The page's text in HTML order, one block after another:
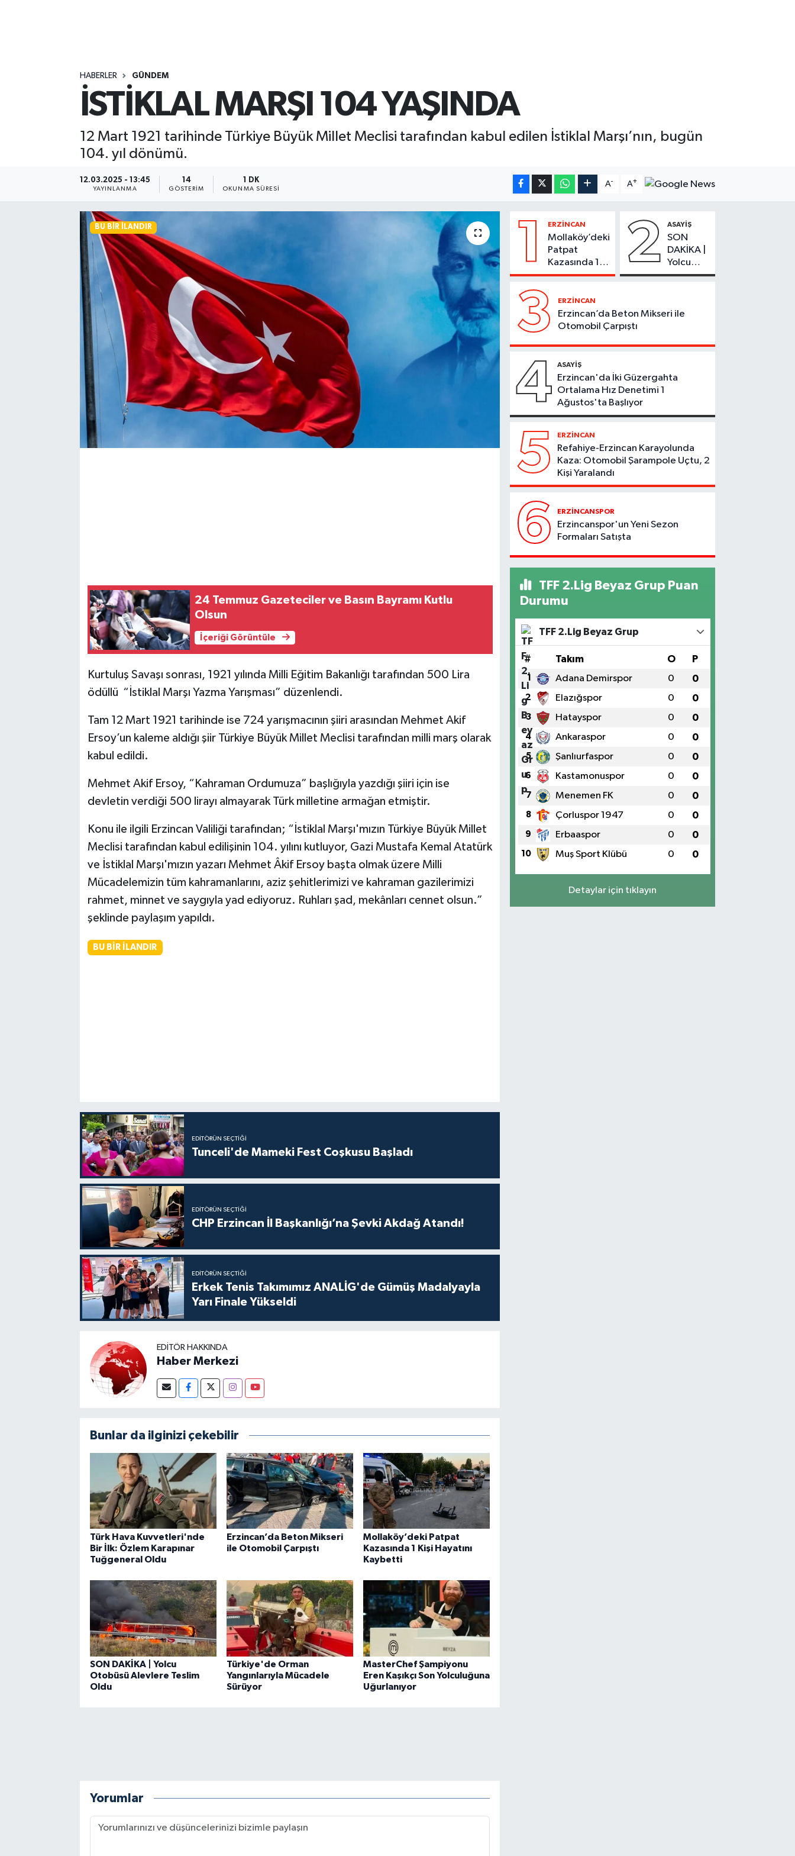
HABERLER GÜNDEM
İSTİKLAL MARŞI 104 YAŞINDA
12 Mart 1921 tarihinde Türkiye Büyük Millet Meclisi tarafından kabul edilen İstiklal Marşı’nın, bugün
104. yıl dönümü.
12.03.2025 - 13:45
YAYINLANMA
14
GÖSTERIM
1 DK
OKUNMA SÜRESI
A- A+
BU BIR İLANDIR
24 Temmuz Gazeteciler ve Basın Bayramı Kutlu
Olsun
İçeriği Görüntüle
Kurtuluş Savaşı sonrası, 1921 yılında Milli Eğitim Bakanlığı tarafından 500 Lira
ödüllü “İstiklal Marşı Yazma Yarışması” düzenlendi.
Tam 12 Mart 1921 tarihinde ise 724 yarışmacının şiiri arasından Mehmet Akif
Ersoy’un kaleme aldığı şiir Türkiye Büyük Millet Meclisi tarafından milli marş olarak
kabul edildi.
Mehmet Akif Ersoy, “Kahraman Ordumuza” başlığıyla yazdığı şiiri için ise
devletin verdiği 500 lirayı almayarak Türk milletine armağan etmiştir.
Konu ile ilgili Erzincan Valiliği tarafından; “İstiklal Marşı'mızın Türkiye Büyük Millet
Meclisi tarafından kabul edilişinin 104. yılını kutluyor, Gazi Mustafa Kemal Atatürk
ve İstiklal Marşı'mızın yazarı Mehmet Âkif Ersoy başta olmak üzere Milli
Mücadelemizin tüm kahramanlarını, aziz şehitlerimizi ve kahraman gazilerimizi
rahmet, minnet ve saygıyla yad ediyoruz. Ruhları şad, mekânları cennet olsun.”
şeklinde paylaşım yapıldı.
BU BIR İLANDIR
EDITÖRÜN SEÇTIĞI
Tunceli'de Mameki Fest Coşkusu Başladı
EDITÖRÜN SEÇTIĞI
CHP Erzincan İl Başkanlığı’na Şevki Akdağ Atandı!
EDITÖRÜN SEÇTIĞI
Erkek Tenis Takımımız ANALİG'de Gümüş Madalyayla
Yarı Finale Yükseldi
EDITÖR HAKKINDA
Haber Merkezi
Bunlar da ilginizi çekebilir
Türk Hava Kuvvetleri'nde
Bir İlk: Özlem Karapınar
Tuğgeneral Oldu
Erzincan’da Beton Mikseri
ile Otomobil Çarpıştı
Mollaköy’deki Patpat
Kazasında 1 Kişi Hayatını
Kaybetti
SON DAKİKA | Yolcu
Otobüsü Alevlere Teslim
Oldu
Türkiye'de Orman
Yangınlarıyla Mücadele
Sürüyor
MasterChef Şampiyonu
Eren Kaşıkçı Son Yolculuğuna
Uğurlanıyor
Yorumlar
1 ERZİNCAN
Mollaköy’deki
Patpat
Kazasında 1
Kişi Hayatını
2 ASAYİŞ
SON
DAKİKA |
Yolcu
Otobüsü
Oldu
3 ERZİNCAN
Erzincan’da Beton Mikseri ile
Otomobil Çarpıştı
4 ASAYİŞ
Erzincan'da İki Güzergahta
Ortalama Hız Denetimi 1
Ağustos'ta Başlıyor
5 ERZİNCAN
Refahiye-Erzincan Karayolunda
Kaza: Otomobil Şarampole Uçtu, 2
Kişi Yaralandı
6 ERZİNCANSPOR
Erzincanspor'un Yeni Sezon
Formaları Satışta
TFF 2.Lig Beyaz Grup Puan
Durumu
TFF 2.Lig Beyaz Grup
# Takım O P
1 Adana Demirspor 0 0
2 Elazığspor 0 0
3 Hatayspor 0 0
4 Ankaraspor 0 0
5 Şanlıurfaspor 0 0
6 Kastamonuspor 0 0
7 Menemen FK 0 0
8 Çorluspor 1947 0 0
9 Erbaaspor 0 0
10 Muş Sport Klübü 0 0
Detaylar için tıklayın